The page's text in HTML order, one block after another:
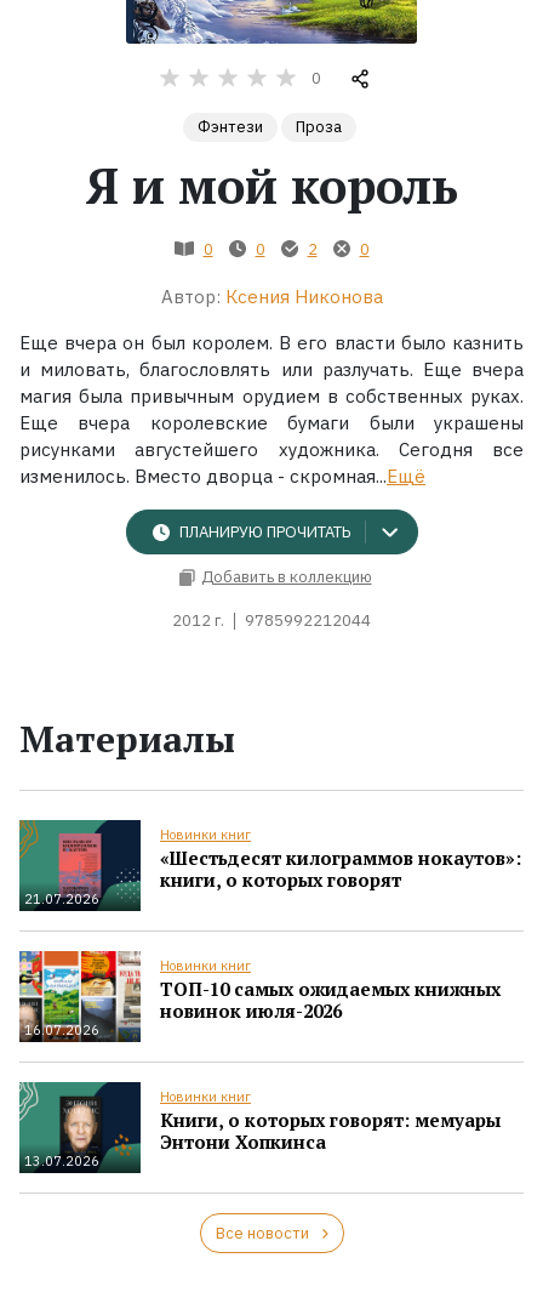
Экранизации
0
Фэнтези Проза
Я и мой король
0 0 2 0
Автор: Ксения Никонова
Еще вчера он был королем. В его власти было казнить
и миловать, благословлять или разлучать. Еще вчера
магия была привычным орудием в собственных руках.
Еще вчера королевские бумаги были украшены
рисунками августейшего художника. Сегодня все
изменилось. Вместо дворца - скромная...Ещё
ПЛАНИРУЮ ПРОЧИТАТЬ
Добавить в коллекцию
2012 г. 9785992212044
Материалы
21.07.2026
Новинки книг
«Шестьдесят килограммов нокаутов»:
книги, о которых говорят
16.07.2026
Новинки книг
ТОП-10 самых ожидаемых книжных
новинок июля-2026
13.07.2026
Новинки книг
Книги, о которых говорят: мемуары
Энтони Хопкинса
Все новости